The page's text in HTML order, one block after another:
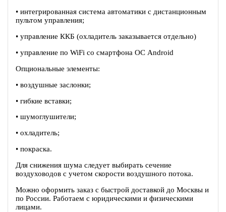
• интегрированная система автоматики с дистанционным
пультом управления;
• управление ККБ (охладитель заказывается отдельно)
• управление по WiFi со смартфона ОС Android
Опциональные элементы:
• воздушные заслонки;
• гибкие вставки;
• шумоглушители;
• охладитель;
• покраска.
Для снижения шума следует выбирать сечение
воздуховодов с учетом скорости воздушного потока.
Можно оформить заказ с быстрой доставкой до Москвы и
по России. Работаем с юридическими и физическими
лицами.